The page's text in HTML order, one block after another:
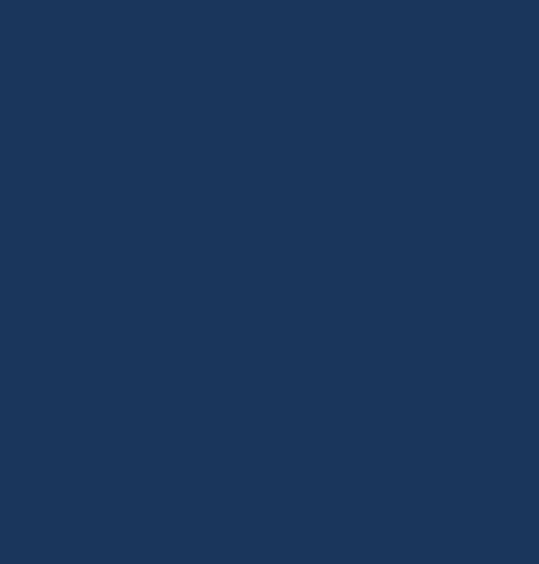
On positivity of solutions for the diffusion equation
Miary maksymalne odpowiadające dodatnim
Miary maksymalne odpowiadające dodatnim